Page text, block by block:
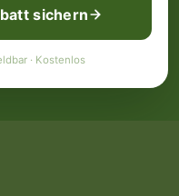
sichern
· Kostenlos